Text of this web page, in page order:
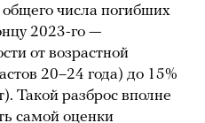
числа погибших
2023-го —
от возрастной
20–24 года) до 15%
Такой разброс вполне
самой оценки